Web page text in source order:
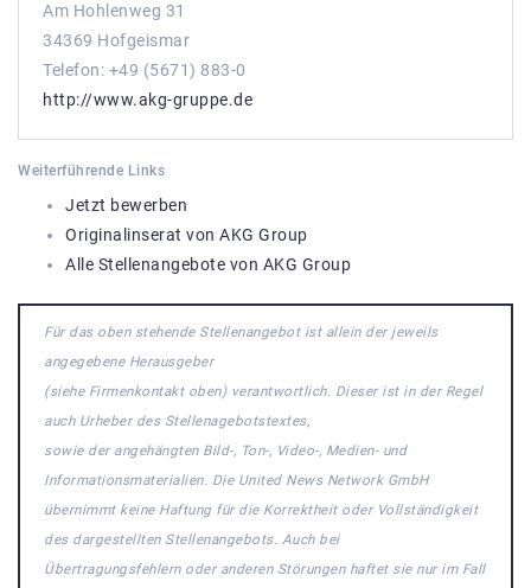
Am Hohlenweg 31
34369 Hofgeismar
Telefon: +49 (5671) 883-0
http://www.akg-gruppe.de
Weiterführende Links
Jetzt bewerben
Originalinserat von AKG Group
Alle Stellenangebote von AKG Group
Für das oben stehende Stellenangebot ist allein der jeweils
angegebene Herausgeber
(siehe Firmenkontakt oben) verantwortlich. Dieser ist in der Regel
auch Urheber des Stellenagebotstextes,
sowie der angehängten Bild-, Ton-, Video-, Medien- und
Informationsmaterialien. Die United News Network GmbH
übernimmt keine Haftung für die Korrektheit oder Vollständigkeit
des dargestellten Stellenangebots. Auch bei
Übertragungsfehlern oder anderen Störungen haftet sie nur im Fall